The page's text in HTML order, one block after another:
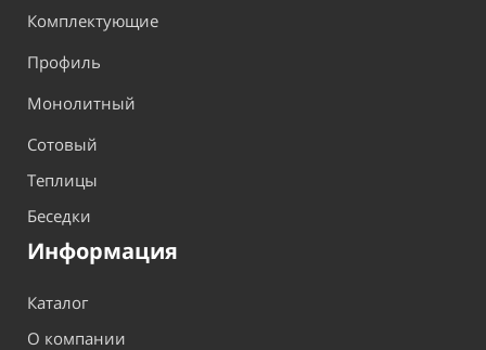
Комплектующие
Профиль
Монолитный
Сотовый
Теплицы
Беседки
Информация
Каталог
О компании